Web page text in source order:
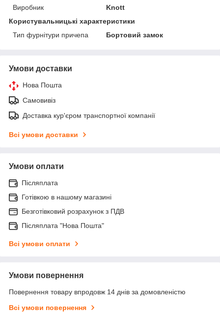
Виробник
Knott
Користувальницькі характеристики
Тип фурнітури причепа
Бортовий замок
Умови доставки
Нова Пошта
Самовивіз
Доставка кур'єром транспортної компанії
Всі умови доставки
Умови оплати
Післяплата
Готівкою в нашому магазині
Безготівковий розрахунок з ПДВ
Післяплата "Нова Пошта"
Всі умови оплати
Умови повернення
Повернення товару впродовж 14 днів за домовленістю
Всі умови повернення